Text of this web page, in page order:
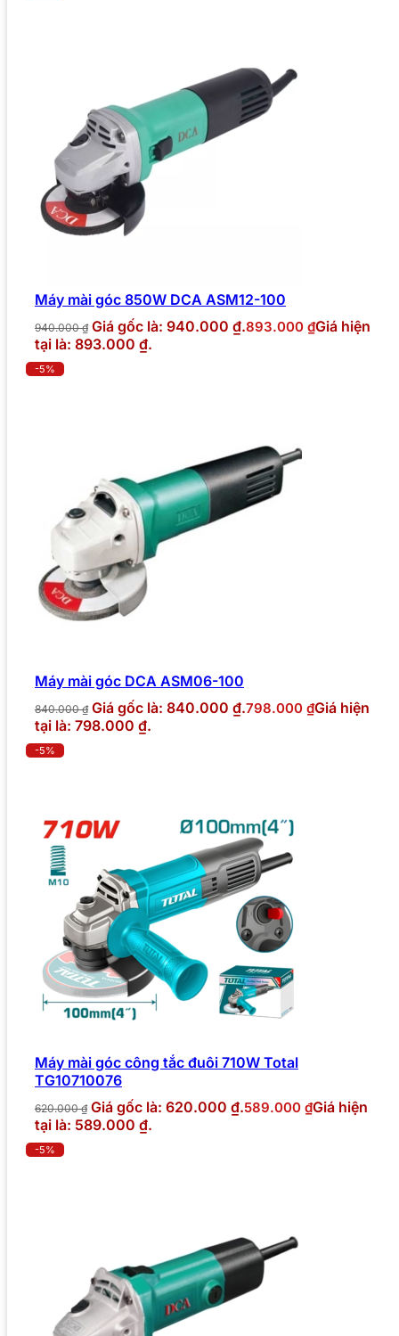
Máy mài góc 850W DCA ASM12-100
940.000₫ Giá gốc là: 940.000 ₫.893.000 ₫Giá hiện
tại là: 893.000 ₫.
-5%
Máy mài góc DCA ASM06-100
840.000₫ Giá gốc là: 840.000 ₫.798.000 ₫Giá hiện
tại là: 798.000 ₫.
-5%
Máy mài góc công tắc đuôi 710W Total
TG10710076
620.000₫ Giá gốc là: 620.000 ₫.589.000 ₫Giá hiện
tại là: 589.000 ₫.
-5%